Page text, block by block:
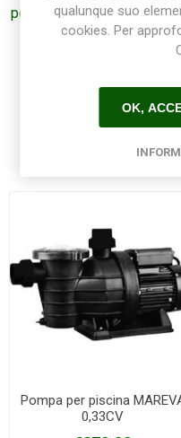
pompa (30), monofase
portata (4), pompa
Pompa per piscina
0,33CV
qualunque suo
cookies. Per
OK,